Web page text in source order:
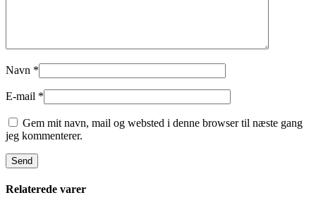
Navn *
E-mail *
Gem mit navn, mail og websted i denne browser til næste gang
jeg kommenterer.
Relaterede varer